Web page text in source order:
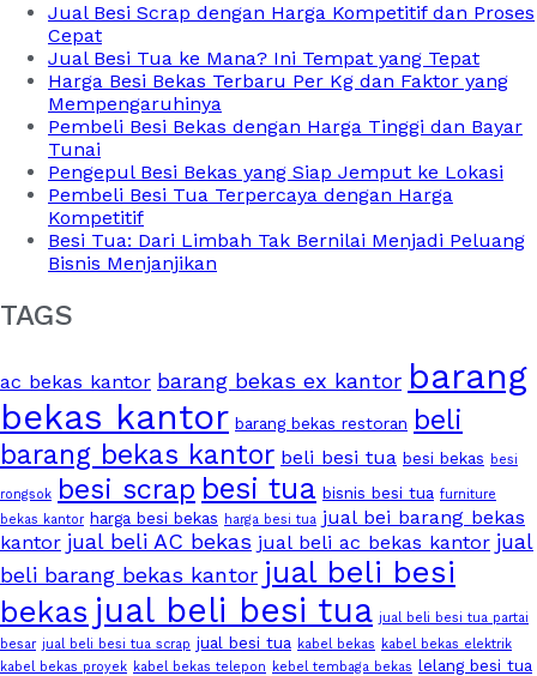
Jual Besi Scrap dengan Harga Kompetitif dan Proses
Cepat
Jual Besi Tua ke Mana? Ini Tempat yang Tepat
Harga Besi Bekas Terbaru Per Kg dan Faktor yang
Mempengaruhinya
Pembeli Besi Bekas dengan Harga Tinggi dan Bayar
Tunai
Pengepul Besi Bekas yang Siap Jemput ke Lokasi
Pembeli Besi Tua Terpercaya dengan Harga
Kompetitif
Besi Tua: Dari Limbah Tak Bernilai Menjadi Peluang
Bisnis Menjanjikan
TAGS
ac bekas kantor barang bekas ex kantor barang
bekas kantor barang bekas restoran beli
barang bekas kantor beli besi tua besi bekas besi
rongsok besi scrap besi tua bisnis besi tua furniture
bekas kantor harga besi bekas harga besi tua jual bei barang bekas
kantor jual beli AC bekas jual beli ac bekas kantor jual
beli barang bekas kantor jual beli besi
bekas jual beli besi tua jual beli besi tua partai
besar jual beli besi tua scrap jual besi tua kabel bekas kabel bekas elektrik
kabel bekas proyek kabel bekas telepon kebel tembaga bekas lelang besi tua